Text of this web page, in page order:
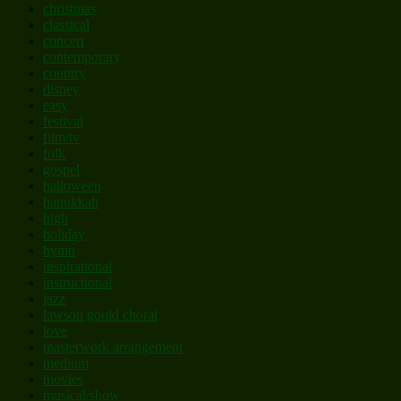
christmas
classical
concert
contemporary
country
disney
easy
festival
film/tv
folk
gospel
halloween
hanukkah
high
holiday
hymn
inspirational
instructional
jazz
lawson gould choral
love
masterwork arrangement
medium
movies
musical/show